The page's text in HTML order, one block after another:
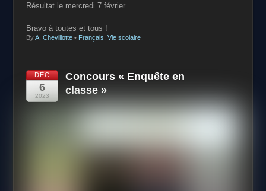
Résultat le mercredi 7 février.
Bravo à toutes et tous !
ByA. Chevillotte• Français Vie scolaire
DÉC
6
2023
Concours « Enquête en
classe »